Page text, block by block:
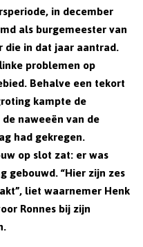
in december
als burgemeester van
die in dat jaar aantrad.
problemen op
Behalve een tekort
kampte de
naweeën van de
had gekregen.
op slot zat: er was
gebouwd. “Hier zijn zes
liet waarnemer Henk
Ronnes bij zijn